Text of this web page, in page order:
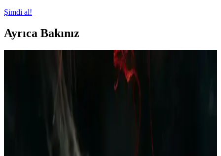
Şimdi al!
Ayrıca Bakınız
Polar Erkek Pijama Takımı Bordo Lacivert Ekose
Desenli Kış İçin Şık ve Konforlu Giyim Seçeneği
Kış ayları için tasarlanan polar erkek pijama takımı, yumuşak
dokusu ve şık ekose desenleriyle rahatlık ve stil sunar, uzun ömürlü
ve kolay bakım avantajıyla evde konfor sağlar.
Erkek Yazlık Pijama Altları: Rahat ve Şık
Seçenekler ile Yaz Aylarında Konfor